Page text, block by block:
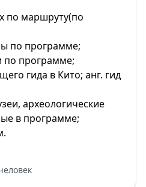
по маршруту(по
по программе;
по программе;
гида в Кито; анг. гид
археологические
в программе;